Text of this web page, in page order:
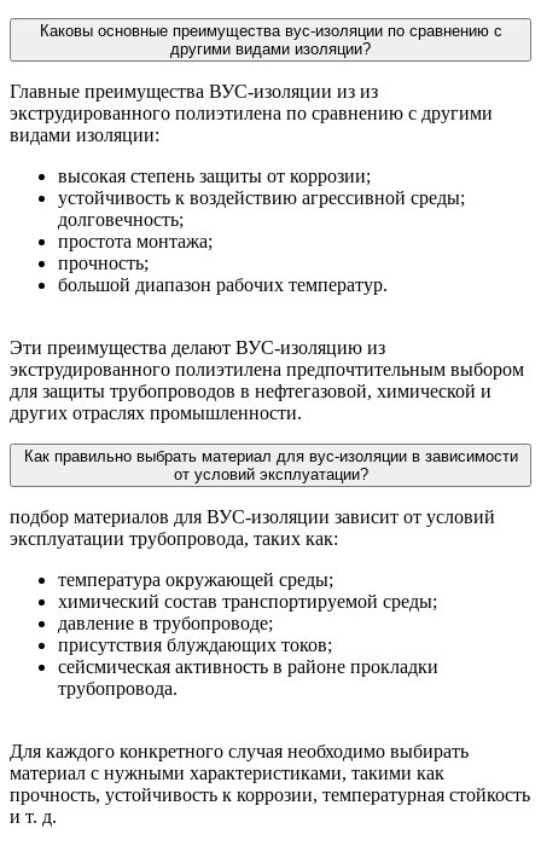
Каковы основные преимущества вус-изоляции по сравнению с
другими видами изоляции?
Главные преимущества ВУС-изоляции из из
экструдированного полиэтилена по сравнению с другими
видами изоляции:
высокая степень защиты от коррозии;
устойчивость к воздействию агрессивной среды;
долговечность;
простота монтажа;
прочность;
большой диапазон рабочих температур.
Эти преимущества делают ВУС-изоляцию из
экструдированного полиэтилена предпочтительным выбором
для защиты трубопроводов в нефтегазовой, химической и
других отраслях промышленности.
Как правильно выбрать материал для вус-изоляции в зависимости
от условий эксплуатации?
подбор материалов для ВУС-изоляции зависит от условий
эксплуатации трубопровода, таких как:
температура окружающей среды;
химический состав транспортируемой среды;
давление в трубопроводе;
присутствия блуждающих токов;
сейсмическая активность в районе прокладки
трубопровода.
Для каждого конкретного случая необходимо выбирать
материал с нужными характеристиками, такими как
прочность, устойчивость к коррозии, температурная стойкость
и т. д.